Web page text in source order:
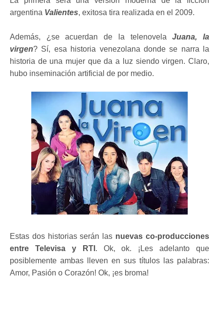
argentina Valientes, exitosa tira realizada en el 2009.
Además, ¿se acuerdan de la telenovelaJuana, la
virgen? Sí, esa historia venezolana donde se narra la
historia de una mujer que da a luz siendo virgen. Claro,
hubo inseminación artificial de por medio.
Estas dos historias serán las nuevas co-producciones
entre Televisa y RTI . Ok, ok. ¡Les adelanto que
posiblemente ambas lleven en sus títulos las palabras:
Amor, Pasión o Corazón! Ok, ¡es broma!